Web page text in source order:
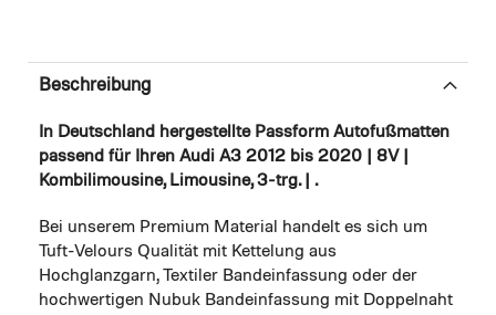
Beschreibung
In Deutschland hergestellte Passform Autofußmatten
passend für Ihren Audi A3 2012 bis 2020 | 8V |
Kombilimousine, Limousine, 3-trg. | .
Bei unserem Premium Material handelt es sich um
Tuft-Velours Qualität mit Kettelung aus
Hochglanzgarn, Textiler Bandeinfassung oder der
hochwertigen Nubuk Bandeinfassung mit Doppelnaht